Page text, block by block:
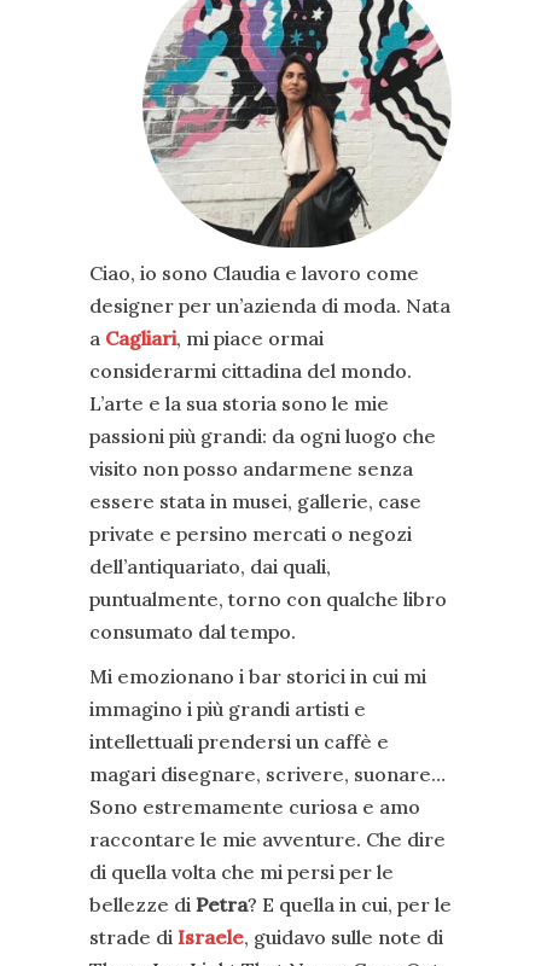
Ciao, io sono Claudia e lavoro come
designer per un’azienda di moda. Nata
a Cagliari, mi piace ormai
considerarmi cittadina del mondo.
L’arte e la sua storia sono le mie
passioni più grandi: da ogni luogo che
visito non posso andarmene senza
essere stata in musei, gallerie, case
private e persino mercati o negozi
dell’antiquariato, dai quali,
puntualmente, torno con qualche libro
consumato dal tempo.
Mi emozionano i bar storici in cui mi
immagino i più grandi artisti e
intellettuali prendersi un caffè e
magari disegnare, scrivere, suonare…
Sono estremamente curiosa e amo
raccontare le mie avventure. Che dire
di quella volta che mi persi per le
bellezze di Petra? E quella in cui, per le
strade di Israele, guidavo sulle note di